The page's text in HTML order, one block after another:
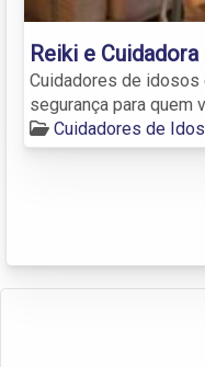
Reiki e
Cuidadores de idosos
segurança para quem
Cuidadores de